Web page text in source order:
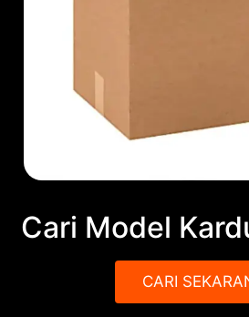
Cari Model
CARI